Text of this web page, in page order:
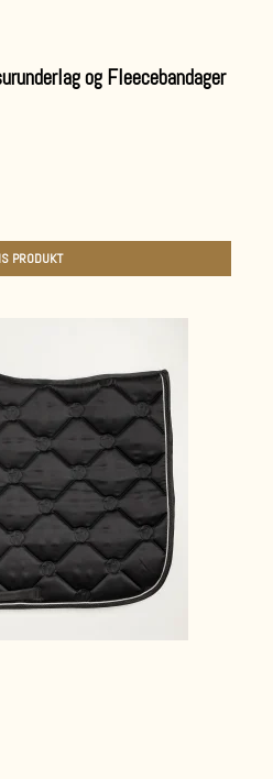
og Fleecebandager
PRODUKT